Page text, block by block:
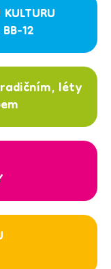
12
tradičním, léty